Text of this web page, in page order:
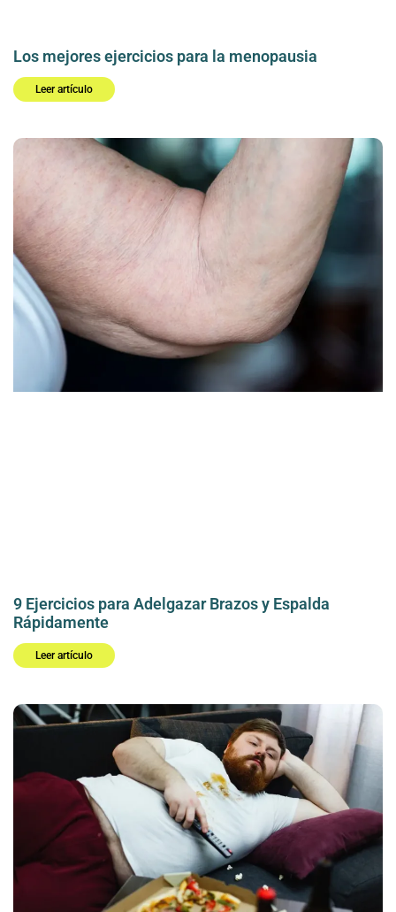
Los mejores ejercicios para la menopausia
Leer artículo
9 Ejercicios para Adelgazar Brazos y Espalda
Rápidamente
Leer artículo